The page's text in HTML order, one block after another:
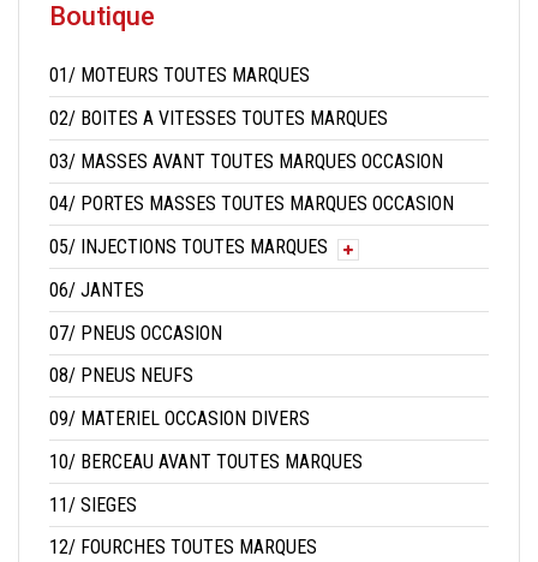
Boutique
01/ MOTEURS TOUTES MARQUES
02/ BOITES A VITESSES TOUTES MARQUES
03/ MASSES AVANT TOUTES MARQUES OCCASION
04/ PORTES MASSES TOUTES MARQUES OCCASION
05/ INJECTIONS TOUTES MARQUES
06/ JANTES
07/ PNEUS OCCASION
08/ PNEUS NEUFS
09/ MATERIEL OCCASION DIVERS
10/ BERCEAU AVANT TOUTES MARQUES
11/ SIEGES
12/ FOURCHES TOUTES MARQUES